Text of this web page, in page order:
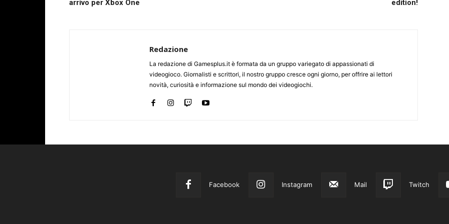
arrivo per Xbox One
edition!
Redazione
La redazione di Gamesplus.it è formata da un gruppo variegato di appassionati di
videogioco. Giornalisti e scrittori, il nostro gruppo cresce ogni giorno, per offrire ai lettori
novità, curiosità e informazione sul mondo dei videogiochi.
Facebook Instagram Mail Twitch